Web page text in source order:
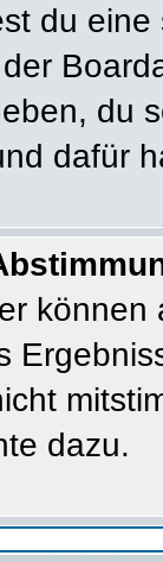
du
du
dafür
dazu.